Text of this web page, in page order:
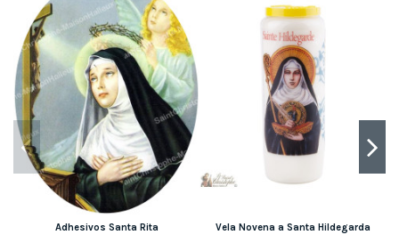
Adhesivos Santa Rita Vela Novena a Santa Hildegarda